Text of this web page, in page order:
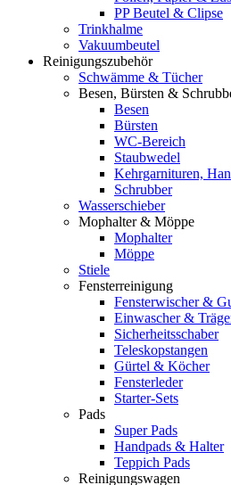
PP Beutel & Clipse
Trinkhalme
Vakuumbeutel
Reinigungszubehör
Schwämme & Tücher
Besen, Bürsten &
Besen
Bürsten
WC-Bereich
Staubwedel
Kehrgarnituren,
Schrubber
Wasserschieber
Mophalter & Möppe
Mophalter
Möppe
Stiele
Fensterreinigung
Fensterwischer &
Einwascher &
Sicherheitsschaber
Teleskopstangen
Gürtel & Köcher
Fensterleder
Starter-Sets
Pads
Super Pads
Handpads & Halter
Teppich Pads
Reinigungswagen